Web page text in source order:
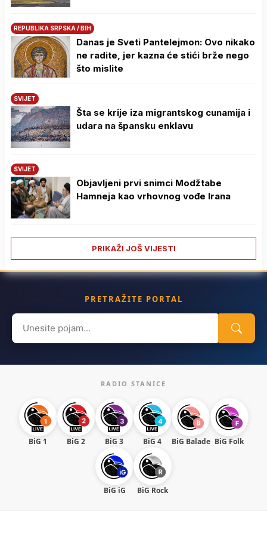
REPUBLIKA SRPSKA / BIH
Danas je Sveti Pantelejmon: Ovo nikako
ne radite, jer kazna će stići brže nego
što mislite
SVIJET
Šta se krije iza migrantskog cunamija i
udara na špansku enklavu
SVIJET
Objavljeni prvi snimci Modžtabe
Hamneja kao vrhovnog vođe Irana
PRIKAŽI JOŠ VIJESTI
PRETRAŽITE PORTAL
Search
for:
RADIO STANICE
BiG 1 BiG 2 BiG 3 BiG 4 BiG Balade BiG Folk
BiG iG BiG Rock